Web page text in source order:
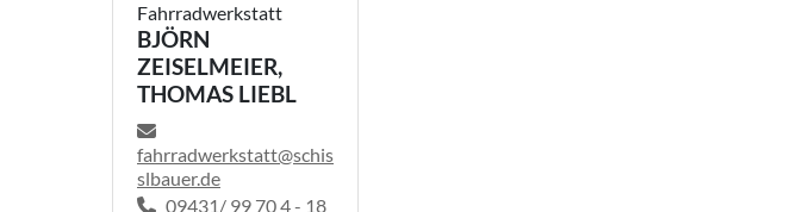
Fahrradwerkstatt
BJÖRN
ZEISELMEIER,
THOMAS LIEBL
fahrradwerkstatt@schis
slbauer.de
09431/ 99 70 4 - 18